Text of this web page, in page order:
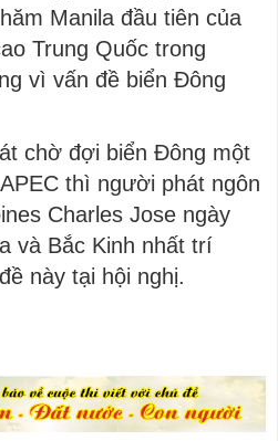
Manila đầu tiên của
Trung Quốc trong
vì vấn đề biển Đông
chờ đợi biển Đông một
thì người phát ngôn
Charles Jose ngày
và Bắc Kinh nhất trí
này tại hội nghị.